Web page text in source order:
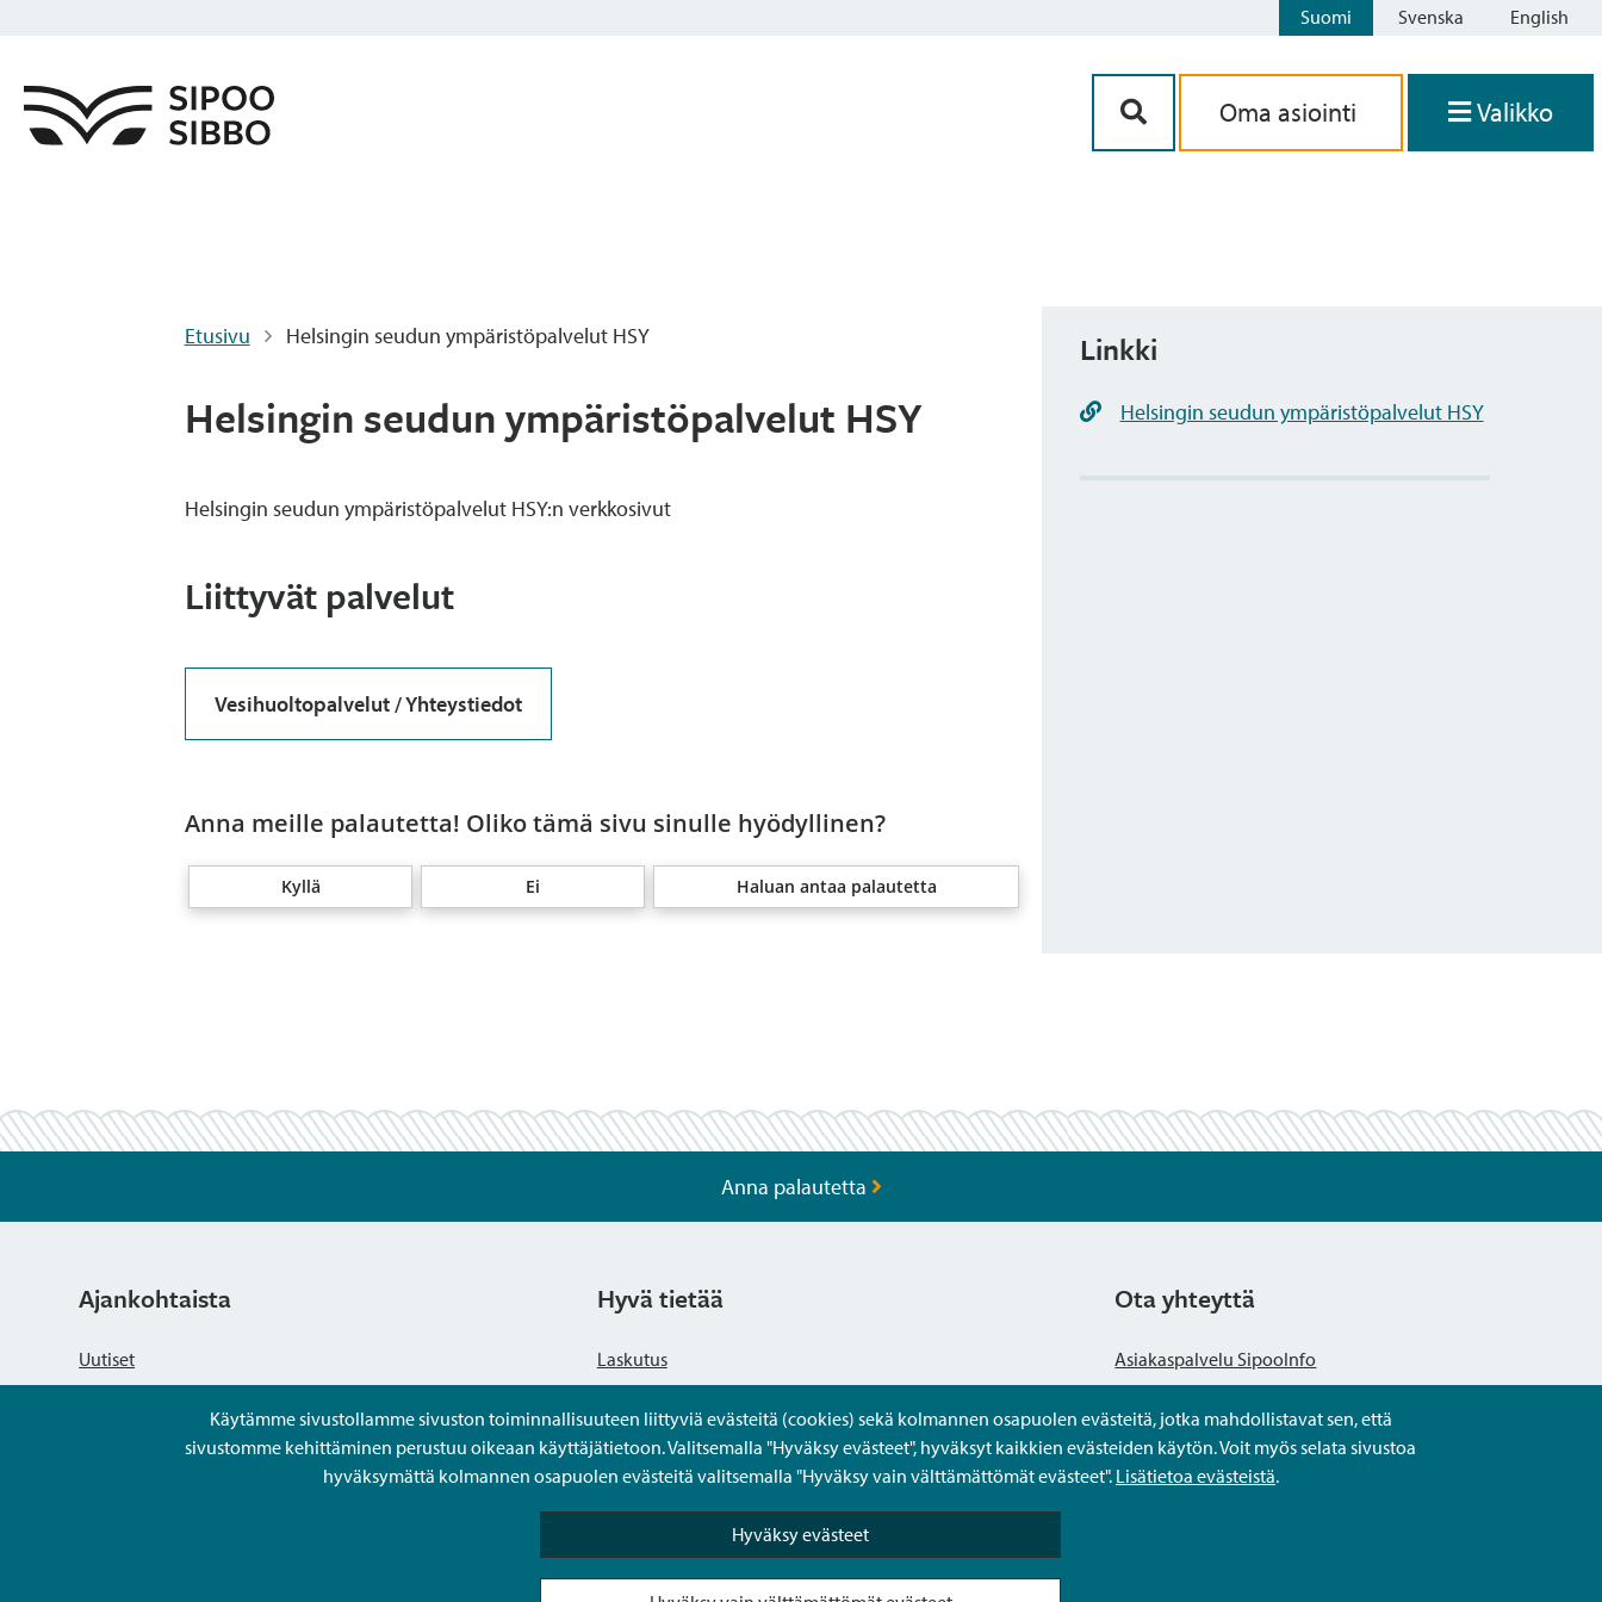
Suomi Svenska English
Oma asiointi Valikko
Etusivu Helsingin seudun ympäristöpalvelut HSY
Helsingin seudun ympäristöpalvelut HSY
Helsingin seudun ympäristöpalvelut HSY:n verkkosivut
Liittyvät palvelut
Vesihuoltopalvelut / Yhteystiedot
Anna meille palautetta! Oliko tämä sivu sinulle hyödyllinen?
Kyllä Ei Haluan antaa palautetta
Linkki
Helsingin seudun ympäristöpalvelut HSY
Käytämme sivustollamme sivuston toiminnallisuuteen liittyviä evästeitä (cookies) sekä kolmannen osapuolen evästeitä, jotka mahdollistavat sen, että
sivustomme kehittäminen perustuu oikeaan käyttäjätietoon. Valitsemalla "Hyväksy evästeet", hyväksyt kaikkien evästeiden käytön. Voit myös selata sivustoa
hyväksymättä kolmannen osapuolen evästeitä valitsemalla "Hyväksy vain välttämättömät evästeet". Lisätietoa evästeistä.
Hyväksy evästeet
Anna palautetta
Ajankohtaista
Uutiset
Hyvä tietää
Laskutus
Tietosuojaseloste
Saavutettavuusseloste
Usein kysytyt kysymykset
Ota yhteyttä
Asiakaspalvelu SipooInfo
Anna palautetta nimettömästi
Kysy tai asioi